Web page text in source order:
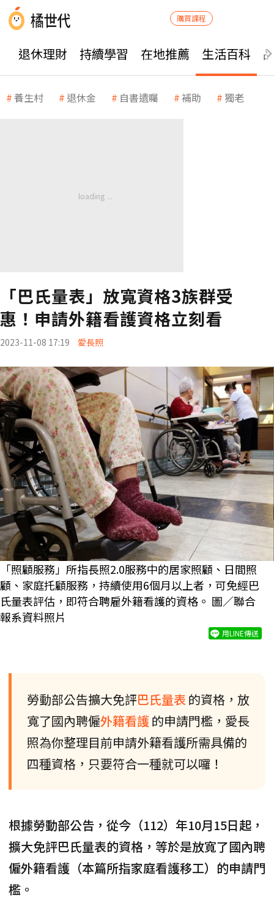
購買課程
退休理財 持續學習 在地推薦 生活百科
養生村 退休金 自書遺囑 補助 獨老
「巴氏量表」放寬資格3族群受
惠！申請外籍看護資格立刻看
2023-11-08 17:19 愛長照
「照顧服務」所指長照2.0服務中的居家照顧、日間照
顧、家庭托顧服務，持續使用6個月以上者，可免經巴
氏量表評估，即符合聘雇外籍看護的資格。 圖／聯合
報系資料照片
用LINE傳送
勞動部公告擴大免評巴氏量表 的資格，放
寬了國內聘僱外籍看護的申請門檻，愛長
照為你整理目前申請外籍看護所需具備的
四種資格，只要符合一種就可以囉！
根據勞動部公告，從今（112）年10月15日起，
擴大免評巴氏量表的資格，等於是放寬了國內聘
僱外籍看護（本篇所指家庭看護移工）的申請門
檻。